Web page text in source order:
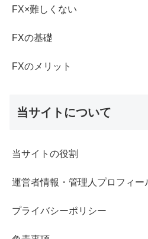
FX×難しくない
FXの基礎
FXのメリット
当サイトについて
当サイトの役割
運営者情報・管理人プロフィー
プライバシーポリシー